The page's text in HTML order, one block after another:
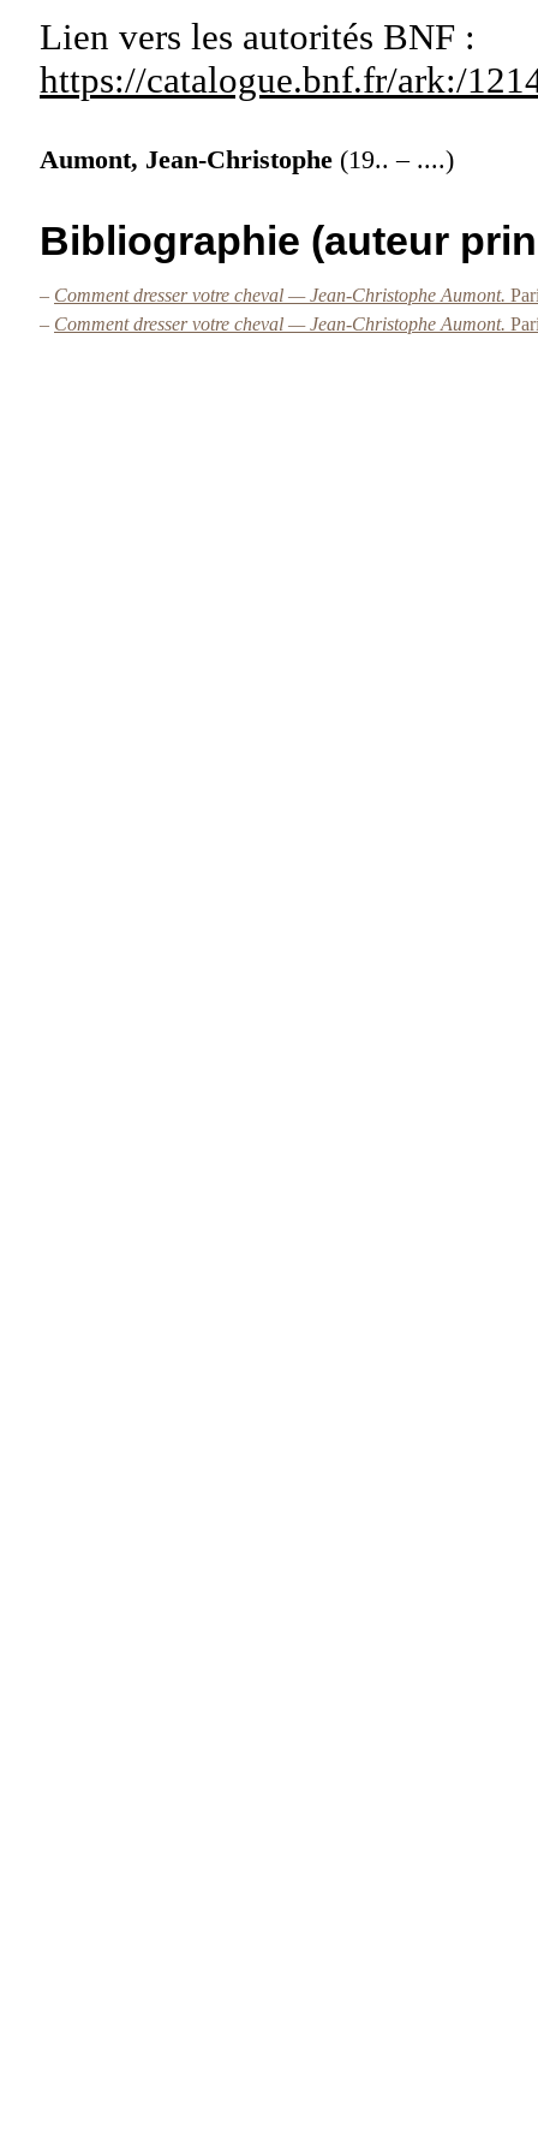
Lien vers les autorités BNF :
https://catalogue.bnf.fr/ark:/
Aumont, Jean-Christophe (19.. – ....)
Bibliographie (auteur
– Comment dresser votre cheval — Jean-Christophe Aumont.
– Comment dresser votre cheval — Jean-Christophe Aumont.